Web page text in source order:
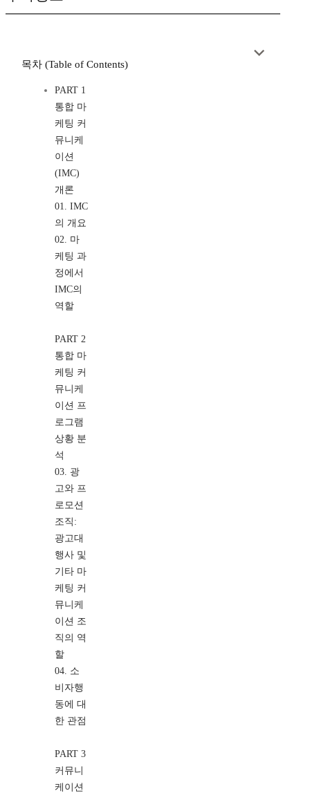
목차 (Table of Contents)
PART 1
통합 마
케팅 커
뮤니케
이션
(IMC)
개론
01. IMC
의 개요
02. 마
케팅 과
정에서
IMC의
역할
PART 2
통합 마
케팅 커
뮤니케
이션 프
로그램
상황 분
석
03. 광
고와 프
로모션
조직:
광고대
행사 및
기타 마
케팅 커
뮤니케
이션 조
직의 역
할
04. 소
비자행
동에 대
한 관점
PART 3
커뮤니
케이션